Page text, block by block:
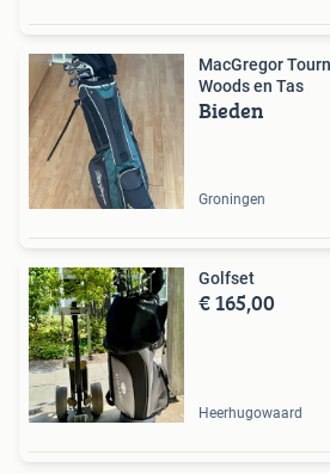
MacGregor
Woods en Tas
Bieden
Groningen
Golfset
€ 165,00
Heerhugowaard